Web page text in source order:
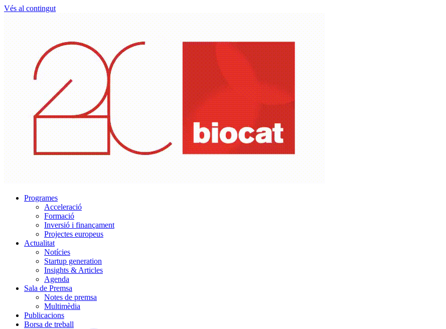
Vés al contingut
Programes
Acceleració
Formació
Inversió i finançament
Projectes europeus
Actualitat
Notícies
Startup generation
Insights & Articles
Agenda
Sala de Premsa
Notes de premsa
Multimèdia
Publicacions
Borsa de treball